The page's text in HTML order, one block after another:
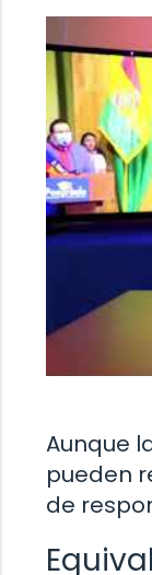
Aunque
pueden
de